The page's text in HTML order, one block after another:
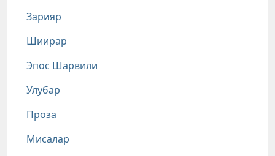
Зарияр
Шиирар
Эпос Шарвили
Улубар
Проза
Мисалар